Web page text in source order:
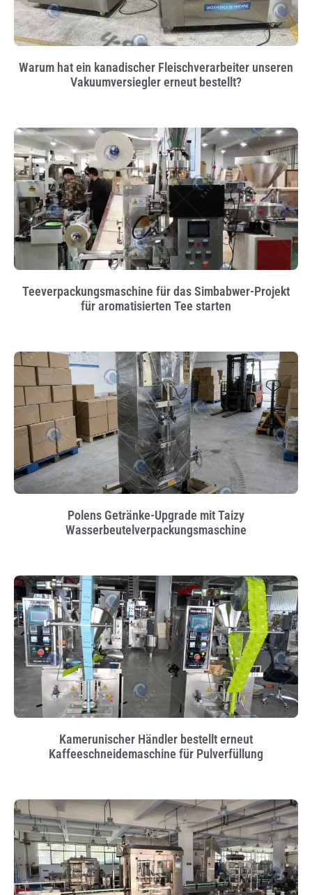
Warum hat ein kanadischer Fleischverarbeiter unseren
Vakuumversiegler erneut bestellt?
Teeverpackungsmaschine für das Simbabwer-Projekt
für aromatisierten Tee starten
Polens Getränke-Upgrade mit Taizy
Wasserbeutelverpackungsmaschine
Kamerunischer Händler bestellt erneut
Kaffeeschneidemaschine für Pulverfüllung